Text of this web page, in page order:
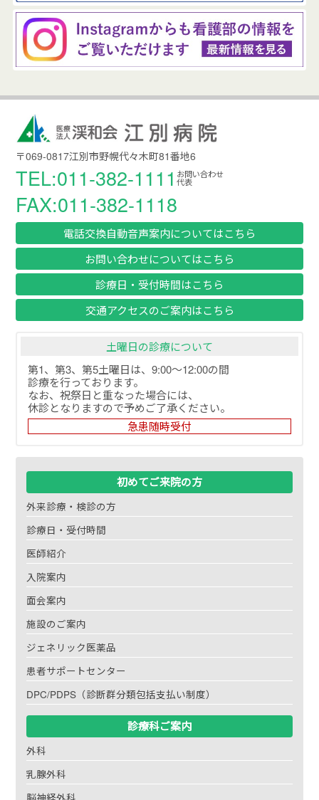
〒069-0817江別市野幌代々木町81番地6
TEL:011-382-1111お問い合わせ
代表
FAX:011-382-1118
電話交換自動音声案内についてはこちら
お問い合わせについてはこちら
診療日・受付時間はこちら
交通アクセスのご案内はこちら
土曜日の診療について
第1、第3、第5土曜日は、9:00～12:00の間
診療を行っております。
なお、祝祭日と重なった場合には、
休診となりますので予めご了承ください。
急患随時受付
初めてご来院の方
外来診療・検診の方
診療日・受付時間
医師紹介
入院案内
面会案内
施設のご案内
ジェネリック医薬品
患者サポートセンター
DPC/PDPS（診断群分類包括支払い制度）
診療科ご案内
外科
乳腺外科